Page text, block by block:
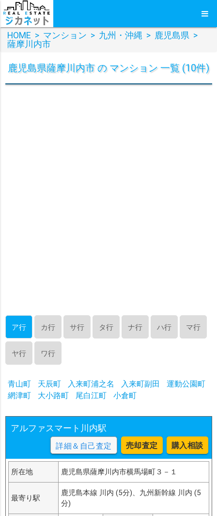
HOME > マンション > 九州・沖縄 > 鹿児島県 >
薩摩川内市
鹿児島県薩摩川内市 の マンション 一覧 (10件)
ア行 カ行 サ行 タ行 ナ行 ハ行 マ行
ヤ行 ワ行
青山町 天辰町 入来町浦之名 入来町副田
運動公園町
網津町
大小路町 尾白江町 小倉町
アルファスマート川内駅
詳細＆自己査定 売却査定 購入相談
所在地 鹿児島県薩摩川内市横馬場町３－１
最寄り駅
鹿児島本線 川内 (5分)、九州新幹線 川内 (5
分)